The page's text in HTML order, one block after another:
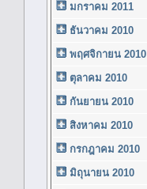
มกราคม 2011
ธันวาคม 2010
พฤศจิกายน 2010
ตุลาคม 2010
กันยายน 2010
สิงหาคม 2010
กรกฎาคม 2010
มิถุนายน 2010